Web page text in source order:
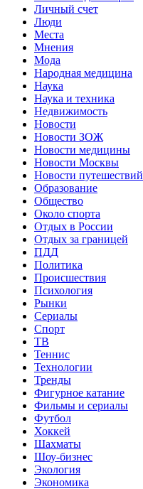
Личный счет
Люди
Места
Мнения
Мода
Народная медицина
Наука
Наука и техника
Недвижимость
Новости
Новости ЗОЖ
Новости медицины
Новости Москвы
Новости путешествий
Образование
Общество
Около спорта
Отдых в России
Отдых за границей
ПДД
Политика
Происшествия
Психология
Рынки
Сериалы
Спорт
ТВ
Теннис
Технологии
Тренды
Фигурное катание
Фильмы и сериалы
Футбол
Хоккей
Шахматы
Шоу-бизнес
Экология
Экономика